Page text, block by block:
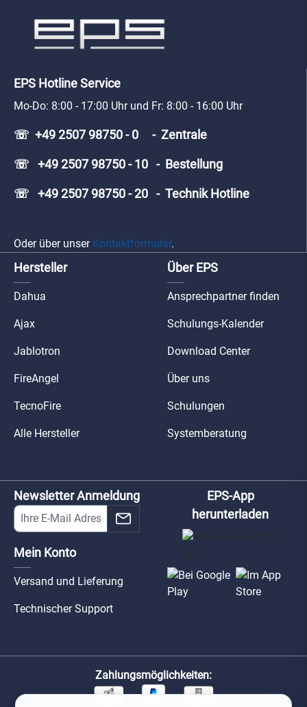
EPS Hotline Service
Mo-Do: 8:00 - 17:00 Uhr und Fr: 8:00 - 16:00 Uhr
☏ +49 2507 98750 - 0 - Zentrale
☏ +49 2507 98750 - 10 - Bestellung
☏ +49 2507 98750 - 20 - Technik Hotline
Oder über unser Kontaktformular.
Hersteller
Dahua
Ajax
Jablotron
FireAngel
TecnoFire
Alle Hersteller
Über EPS
Ansprechpartner finden
Schulungs-Kalender
Download Center
Über uns
Schulungen
Systemberatung
Newsletter Anmeldung
Mein Konto
Versand und Lieferung
Technischer Support
EPS-App
herunterladen
Zahlungsmöglichkeiten: